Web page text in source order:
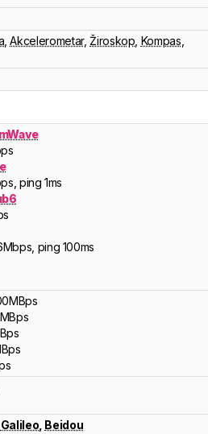
,Akcelerometar,Žiroskop Kompas
, ping 1ms
Mbps , ping 100ms
MBps
MBps
Galileo Beidou